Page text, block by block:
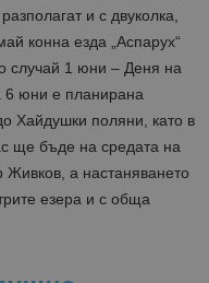
и с двуколка,
конна езда „Аспарух“
случай 1 юни – Деня на
6 юни е планирана
Хайдушки поляни, като в
ще бъде на средата на
а настаняването
езера и с обща